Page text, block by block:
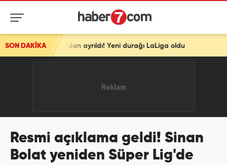
SON DAKİKA
ayrıldı! Yeni durağı LaLiga oldu
Resmi açıklama geldi! Sinan
Bolat yeniden Süper Lig'de